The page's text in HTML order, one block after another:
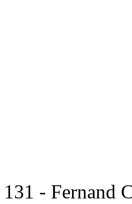
131 - Fernand